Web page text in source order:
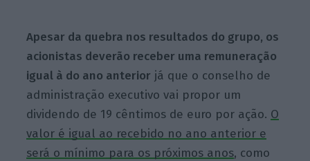
Apesar da quebra nos resultados do grupo, os
acionistas deverão receber uma remuneração
igual à do ano anterior já que o conselho de
administração executivo vai propor um
dividendo de 19 cêntimos de euro por ação. O
valor é igual ao recebido no ano anterior e
será o mínimo para os próximos anos, como